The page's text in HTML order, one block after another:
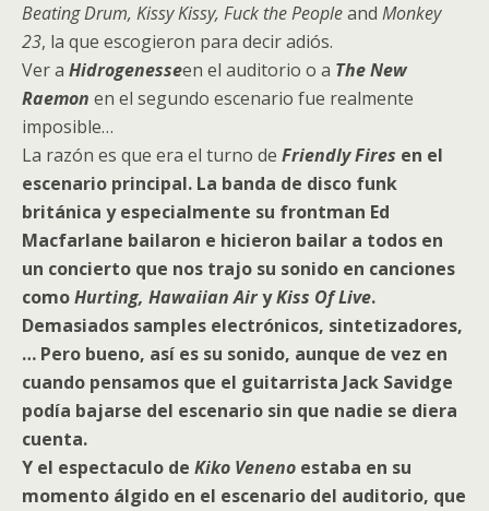
Beating Drum, Kissy Kissy, Fuck the Peopleand Monkey
23, la que escogieron para decir adiós.
Ver a Hidrogenesseen el auditorio o a The New
Raemon en el segundo escenario fue realmente
imposible…
La razón es que era el turno de Friendly Fires en el
escenario principal. La banda de disco funk
británica y especialmente su frontman Ed
Macfarlane bailaron e hicieron bailar a todos en
un concierto que nos trajo su sonido en canciones
comoHurting, Hawaiian AiryKiss Of Live.
Demasiados samples electrónicos, sintetizadores,
… Pero bueno, así es su sonido, aunque de vez en
cuando pensamos que el guitarrista Jack Savidge
podía bajarse del escenario sin que nadie se diera
cuenta.
Y el espectaculo de Kiko Veneno estaba en su
momento álgido en el escenario del auditorio, que